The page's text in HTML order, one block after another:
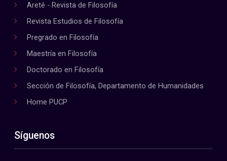
Areté - Revista de Filosofía
Revista Estudios de Filosofía
Pregrado en Filosofía
Maestría en Filosofía
Doctorado en Filosofía
Sección de Filosofía, Departamento de Humanidades
Home PUCP
Síguenos